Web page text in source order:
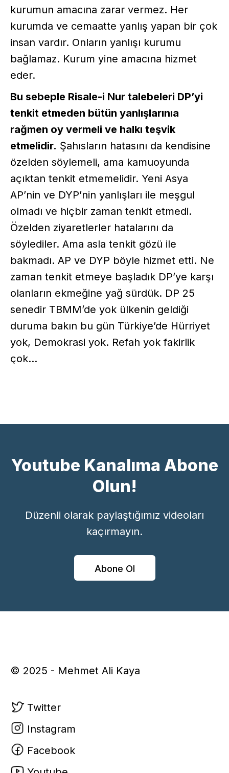
kurumun amacına zarar vermez. Her
kurumda ve cemaatte yanlış yapan bir çok
insan vardır. Onların yanlışı kurumu
bağlamaz. Kurum yine amacına hizmet
eder.
Bu sebeple Risale-i Nur talebeleri DP’yi
tenkit etmeden bütün yanlışlarınıa
rağmen oy vermeli ve halkı teşvik
etmelidir. Şahısların hatasını da kendisine
özelden söylemeli, ama kamuoyunda
açıktan tenkit etmemelidir. Yeni Asya
AP’nin ve DYP’nin yanlışları ile meşgul
olmadı ve hiçbir zaman tenkit etmedi.
Özelden ziyaretlerler hatalarını da
söylediler. Ama asla tenkit gözü ile
bakmadı. AP ve DYP böyle hizmet etti. Ne
zaman tenkit etmeye başladık DP’ye karşı
olanların ekmeğine yağ sürdük. DP 25
senedir TBMM’de yok ülkenin geldiği
duruma bakın bu gün Türkiye’de Hürriyet
yok, Demokrasi yok. Refah yok fakirlik
çok…
Youtube Kanalıma Abone
Olun!
Düzenli olarak paylaştığımız videoları
kaçırmayın.
Abone Ol
© 2025 - Mehmet Ali Kaya
Twitter
Instagram
Facebook